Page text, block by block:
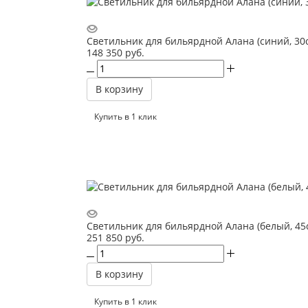
Светильник для бильярдной Алана (синий,
148 350 руб.
В корзину
Купить в 1 клик
Светильник для бильярдной Алана (белый,
251 850 руб.
В корзину
Купить в 1 клик